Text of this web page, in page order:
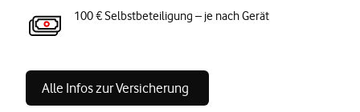
100 € Selbstbeteiligung – je nach Gerät
Alle Infos zur Versicherung